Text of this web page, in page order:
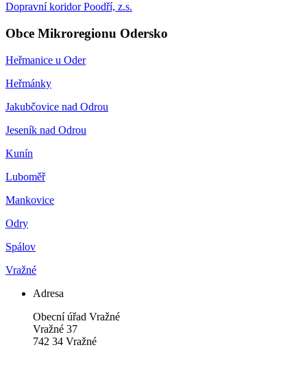
Dopravní koridor Poodří, z.s.
Obce Mikroregionu Odersko
Heřmanice u Oder
Heřmánky
Jakubčovice nad Odrou
Jeseník nad Odrou
Kunín
Luboměř
Mankovice
Odry
Spálov
Vražné
Adresa
Obecní úřad Vražné
Vražné 37
742 34 Vražné